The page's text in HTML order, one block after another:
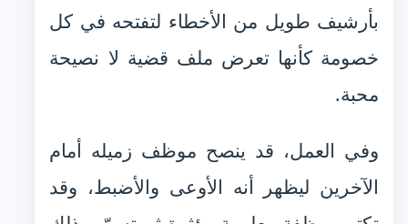
بأرشيف طويل من الأخطاء لتفتحه في كل
خصومة كأنها تعرض ملف قضية لا نصيحة
محبة.
وفي العمل، قد ينصح موظف زميله أمام
الآخرين ليظهر أنه الأوعى والأضبط، وقد